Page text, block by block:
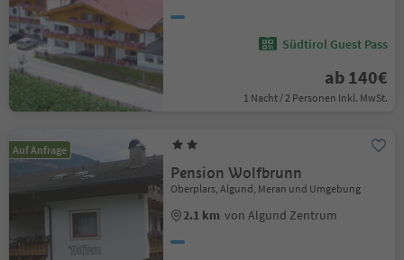
Südtirol Guest Pass
ab 140€
1 Nacht / 2 Personen Inkl. MwSt.
Auf Anfrage
Pension Wolfbrunn
Oberplars, Algund, Meran und Umgebung
2.1 km von Algund Zentrum